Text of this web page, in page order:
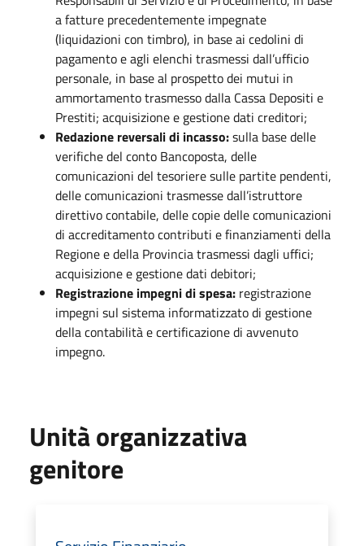
a fatture precedentemente impegnate
(liquidazioni con timbro), in base ai cedolini di
pagamento e agli elenchi trasmessi dall’ufficio
personale, in base al prospetto dei mutui in
ammortamento trasmesso dalla Cassa Depositi e
Prestiti; acquisizione e gestione dati creditori;
Redazione reversali di incasso:sulla base delle
verifiche del conto Bancoposta, delle
comunicazioni del tesoriere sulle partite pendenti,
delle comunicazioni trasmesse dall’istruttore
direttivo contabile, delle copie delle comunicazioni
di accreditamento contributi e finanziamenti della
Regione e della Provincia trasmessi dagli uffici;
acquisizione e gestione dati debitori;
Registrazione impegni di spesa: registrazione
impegni sul sistema informatizzato di gestione
della contabilità e certificazione di avvenuto
impegno.
Unità organizzativa
genitore